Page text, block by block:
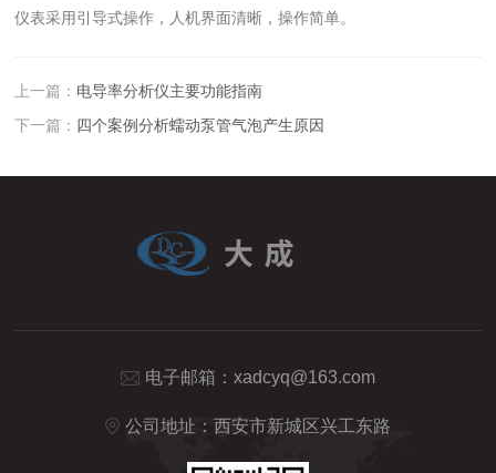
仪表采用引导式操作，人机界面清晰，操作简单。
上一篇： 电导率分析仪主要功能指南
下一篇： 四个案例分析蠕动泵管气泡产生原因
电子邮箱： xadcyq@163.com
公司地址：西安市新城区兴工东路